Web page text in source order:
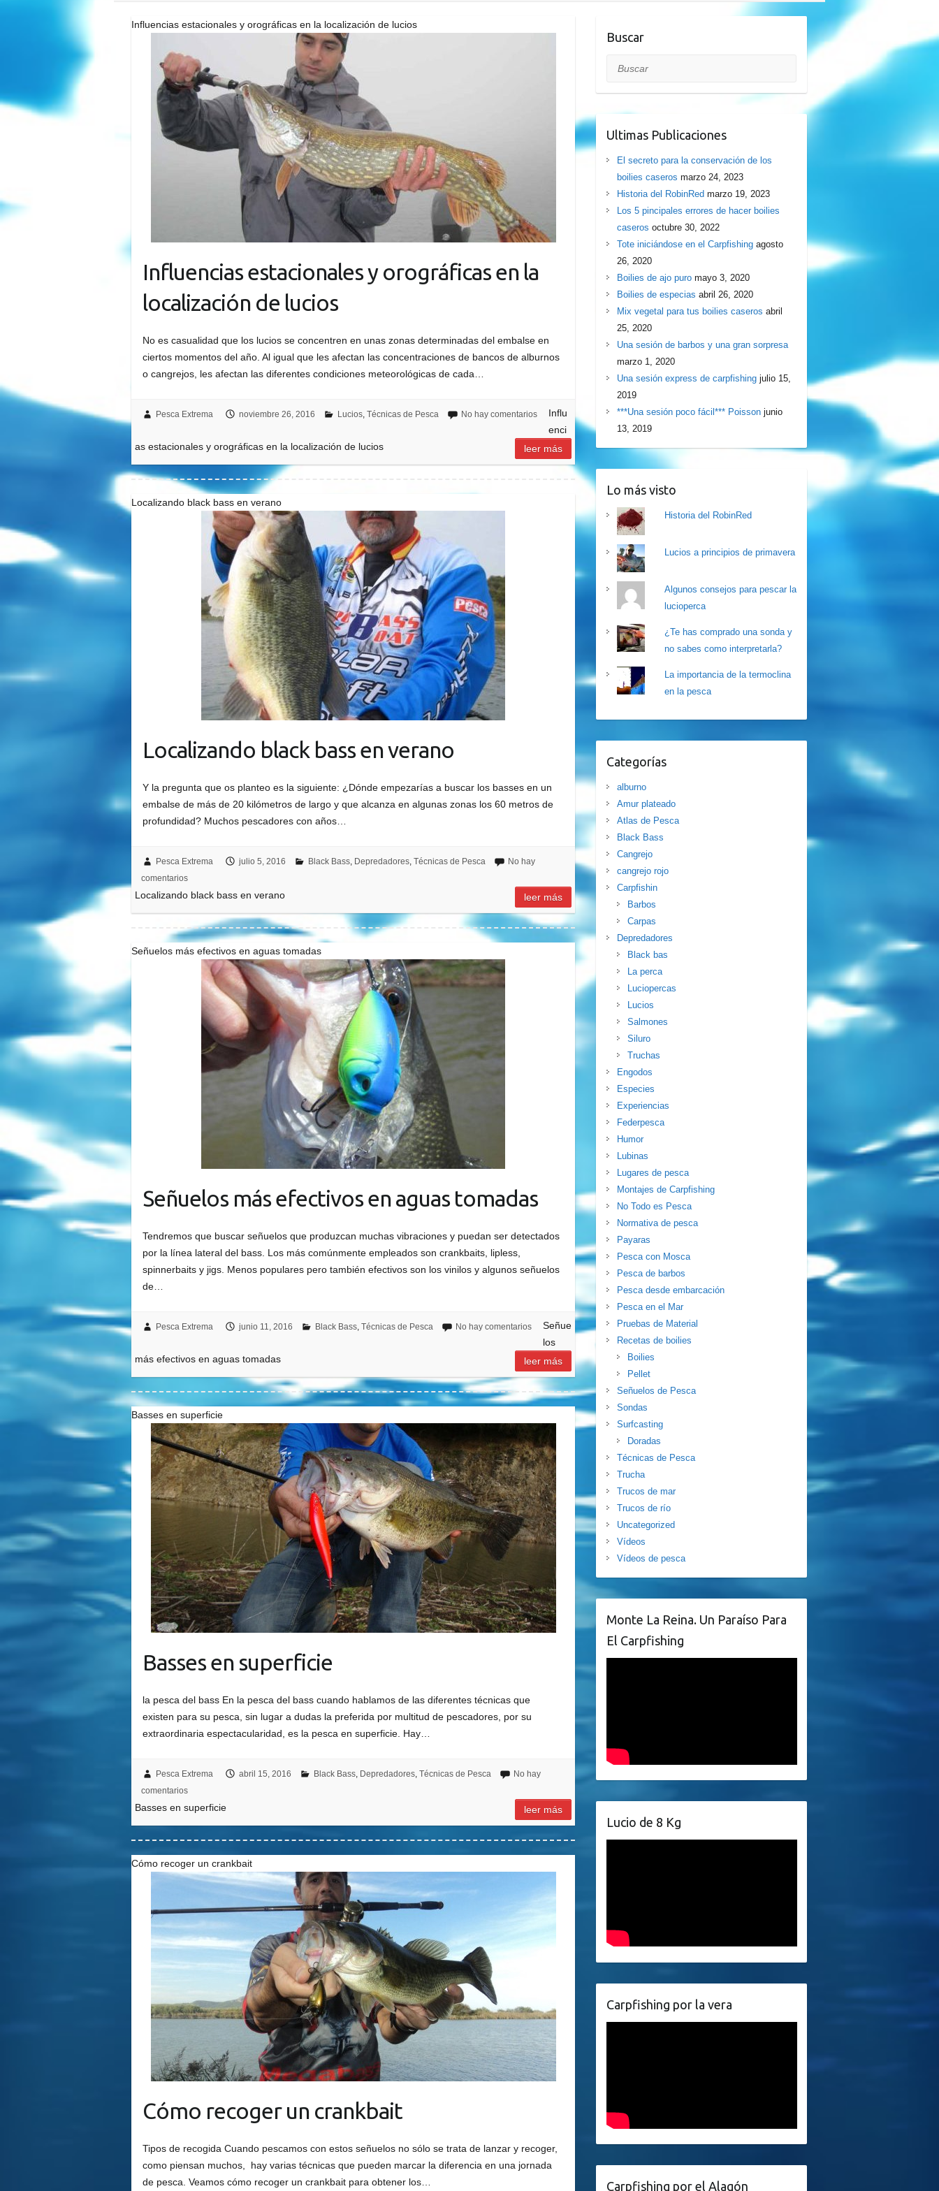
Influencias estacionales y orográficas en la localización de lucios
Influencias estacionales y orográficas en la
localización de lucios
No es casualidad que los lucios se concentren en unas zonas determinadas del embalse en
ciertos momentos del año. Al igual que les afectan las concentraciones de bancos de alburnos
o cangrejos, les afectan las diferentes condiciones meteorológicas de cada…
Pesca Extrema noviembre 26, 2016 Lucios, Técnicas de Pesca No hay comentarios
Influ
enci
as estacionales y orográficas en la localización de lucios
leer más
Localizando black bass en verano
Localizando black bass en verano
Y la pregunta que os planteo es la siguiente: ¿Dónde empezarías a buscar los basses en un
embalse de más de 20 kilómetros de largo y que alcanza en algunas zonas los 60 metros de
profundidad? Muchos pescadores con años…
Pesca Extrema julio 5, 2016 Black Bass, Depredadores, Técnicas de Pesca
No hay
comentarios
Localizando black bass en verano leer más
Señuelos más efectivos en aguas tomadas
Señuelos más efectivos en aguas tomadas
Tendremos que buscar señuelos que produzcan muchas vibraciones y puedan ser detectados
por la línea lateral del bass. Los más comúnmente empleados son crankbaits, lipless,
spinnerbaits y jigs. Menos populares pero también efectivos son los vinilos y algunos señuelos
de…
Pesca Extrema junio 11, 2016 Black Bass, Técnicas de Pesca No hay comentarios
Señue
los
más efectivos en aguas tomadas
leer más
Basses en superficie
Basses en superficie
la pesca del bass En la pesca del bass cuando hablamos de las diferentes técnicas que
existen para su pesca, sin lugar a dudas la preferida por multitud de pescadores, por su
extraordinaria espectacularidad, es la pesca en superficie. Hay…
Pesca Extrema abril 15, 2016 Black Bass, Depredadores, Técnicas de Pesca
No hay
comentarios
Basses en superficie leer más
Cómo recoger un crankbait
Cómo recoger un crankbait
Tipos de recogida Cuando pescamos con estos señuelos no sólo se trata de lanzar y recoger,
como piensan muchos, hay varias técnicas que pueden marcar la diferencia en una jornada
de pesca. Veamos cómo recoger un crankbait para obtener los…
Buscar
Buscar
Ultimas Publicaciones
El secreto para la conservación de los
boilies caseros marzo 24, 2023
Historia del RobinRed marzo 19, 2023
Los 5 pincipales errores de hacer boilies
caseros octubre 30, 2022
Tote iniciándose en el Carpfishing agosto
26, 2020
Boilies de ajo puro mayo 3, 2020
Boilies de especias abril 26, 2020
Mix vegetal para tus boilies caseros abril
25, 2020
Una sesión de barbos y una gran sorpresa
marzo 1, 2020
Una sesión express de carpfishing julio 15,
2019
***Una sesión poco fácil*** Poisson junio
13, 2019
Lo más visto
Historia del RobinRed
Lucios a principios de primavera
Algunos consejos para pescar la
lucioperca
¿Te has comprado una sonda y
no sabes como interpretarla?
La importancia de la termoclina
en la pesca
Categorías
alburno
Amur plateado
Atlas de Pesca
Black Bass
Cangrejo
cangrejo rojo
Carpfishin
Barbos
Carpas
Depredadores
Black bas
La perca
Luciopercas
Lucios
Salmones
Siluro
Truchas
Engodos
Especies
Experiencias
Federpesca
Humor
Lubinas
Lugares de pesca
Montajes de Carpfishing
No Todo es Pesca
Normativa de pesca
Payaras
Pesca con Mosca
Pesca de barbos
Pesca desde embarcación
Pesca en el Mar
Pruebas de Material
Recetas de boilies
Boilies
Pellet
Señuelos de Pesca
Sondas
Surfcasting
Doradas
Técnicas de Pesca
Trucha
Trucos de mar
Trucos de río
Uncategorized
Vídeos
Vídeos de pesca
Monte La Reina. Un Paraíso Para
El Carpfishing
Lucio de 8 Kg
Carpfishing por la vera
Carpfishing por el Alagón